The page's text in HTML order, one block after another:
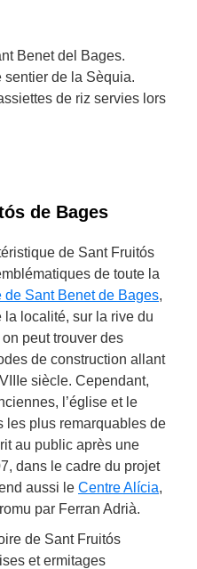
Benet del Bages.
de la Sèquia.
de riz servies lors
de Bages
de Sant Fruitós
de toute la
de Sant Benet de Bages,
localité, sur la rive du
peut trouver des
de construction allant
siècle. Cependant,
l’église et le
les plus remarquables de
au public après une
dans le cadre du projet
aussi le Centre Alícia,
par Ferran Adrià.
de Sant Fruitós
et ermitages